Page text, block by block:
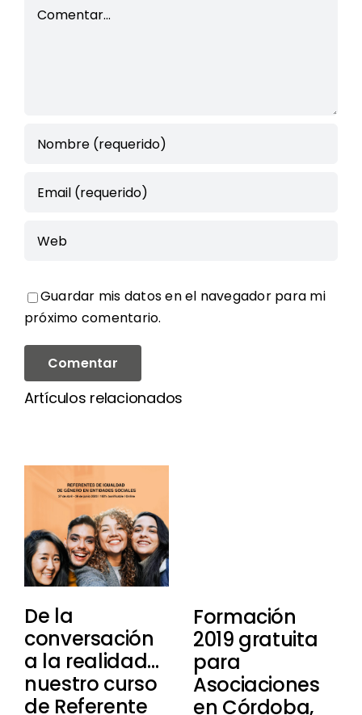
Guardar mis datos en el navegador para mi
próximo comentario.
Artículos relacionados
De la
conversación
a la realidad…
nuestro curso
de Referente
Formación
2019 gratuita
para
Asociaciones
en Córdoba,